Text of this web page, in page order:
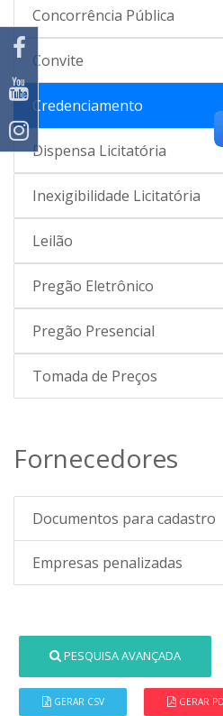
Concorrência Pública
Convite
Credenciamento
Dispensa Licitatória
Inexigibilidade Licitatória
Leilão
Pregão Eletrônico
Pregão Presencial
Tomada de Preços
Fornecedores
Documentos para cadastro
Empresas penalizadas
PESQUISA AVANÇADA
GERAR CSV GERAR